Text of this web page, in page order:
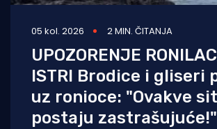
05 kol. 2026 2 MIN. ČITANJA
UPOZORENJE
ISTRI Brodice i gliseri
uz ronioce: "Ovakve
postaju zastrašujuće!"